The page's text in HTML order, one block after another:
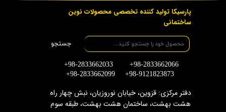
پارسیکا تولید کننده تخصصی محصولات نوین
ساختمانی
دفتر مرکزی: قزوین، خیابان نوروزیان، نبش چهار راه
هشت بهشت، ساختمان هشت بهشت، طبقه سوم
+98-2833662033 +98-2833662066
+98-2833662099 +98-9121823873
جستجو